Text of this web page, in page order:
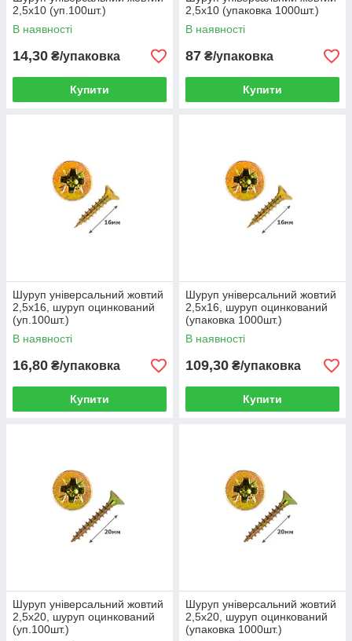
2,5х10 (уп.100шт.)
В наявності
14,30 ₴/упаковка
Купити
2,5х10 (упаковка 1000шт.)
В наявності
87 ₴/упаковка
Купити
Шуруп універсальний жовтий
2,5х16, шуруп оцинкований
(уп.100шт.)
В наявності
16,80 ₴/упаковка
Купити
Шуруп універсальний жовтий
2,5х16, шуруп оцинкований
(упаковка 1000шт.)
В наявності
109,30 ₴/упаковка
Купити
Шуруп універсальний жовтий
2,5х20, шуруп оцинкований
(уп.100шт.)
Шуруп універсальний жовтий
2,5х20, шуруп оцинкований
(упаковка 1000шт.)